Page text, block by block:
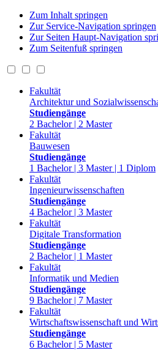
Zum Inhalt springen
Zur Service-Navigation springen
Zur Seiten Haupt-Navigation
Zum Seitenfuß springen
Fakultät
Architektur und
Studiengänge
2 Bachelor | 2 Master
Fakultät
Bauwesen
Studiengänge
1 Bachelor | 3 Master | 1 Diplom
Fakultät
Ingenieurwissenschaften
Studiengänge
4 Bachelor | 3 Master
Fakultät
Digitale Transformation
Studiengänge
2 Bachelor | 1 Master
Fakultät
Informatik und Medien
Studiengänge
9 Bachelor | 7 Master
Fakultät
Wirtschaftswissenschaft und
Studiengänge
6 Bachelor | 5 Master